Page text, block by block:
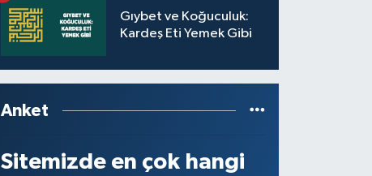
Gıybet ve Koğuculuk:
Kardeş Eti Yemek Gibi
Anket
Sitemizde en çok hangi